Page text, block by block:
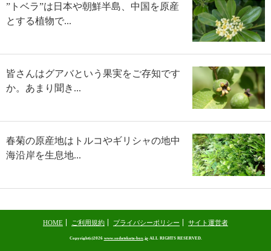
”トベラ”は日本や朝鮮半島、中国を原産
とする植物で...
皆さんはグアバという果実をご存知です
か。あまり聞き...
春菊の原産地はトルコやギリシャの地中
海沿岸を生息地...
HOME ご利用規約 プライバシーポリシー サイト運営者
Copyright(c)2026 www.sodatekata-box.jpALL RIGHTS RESERVED.